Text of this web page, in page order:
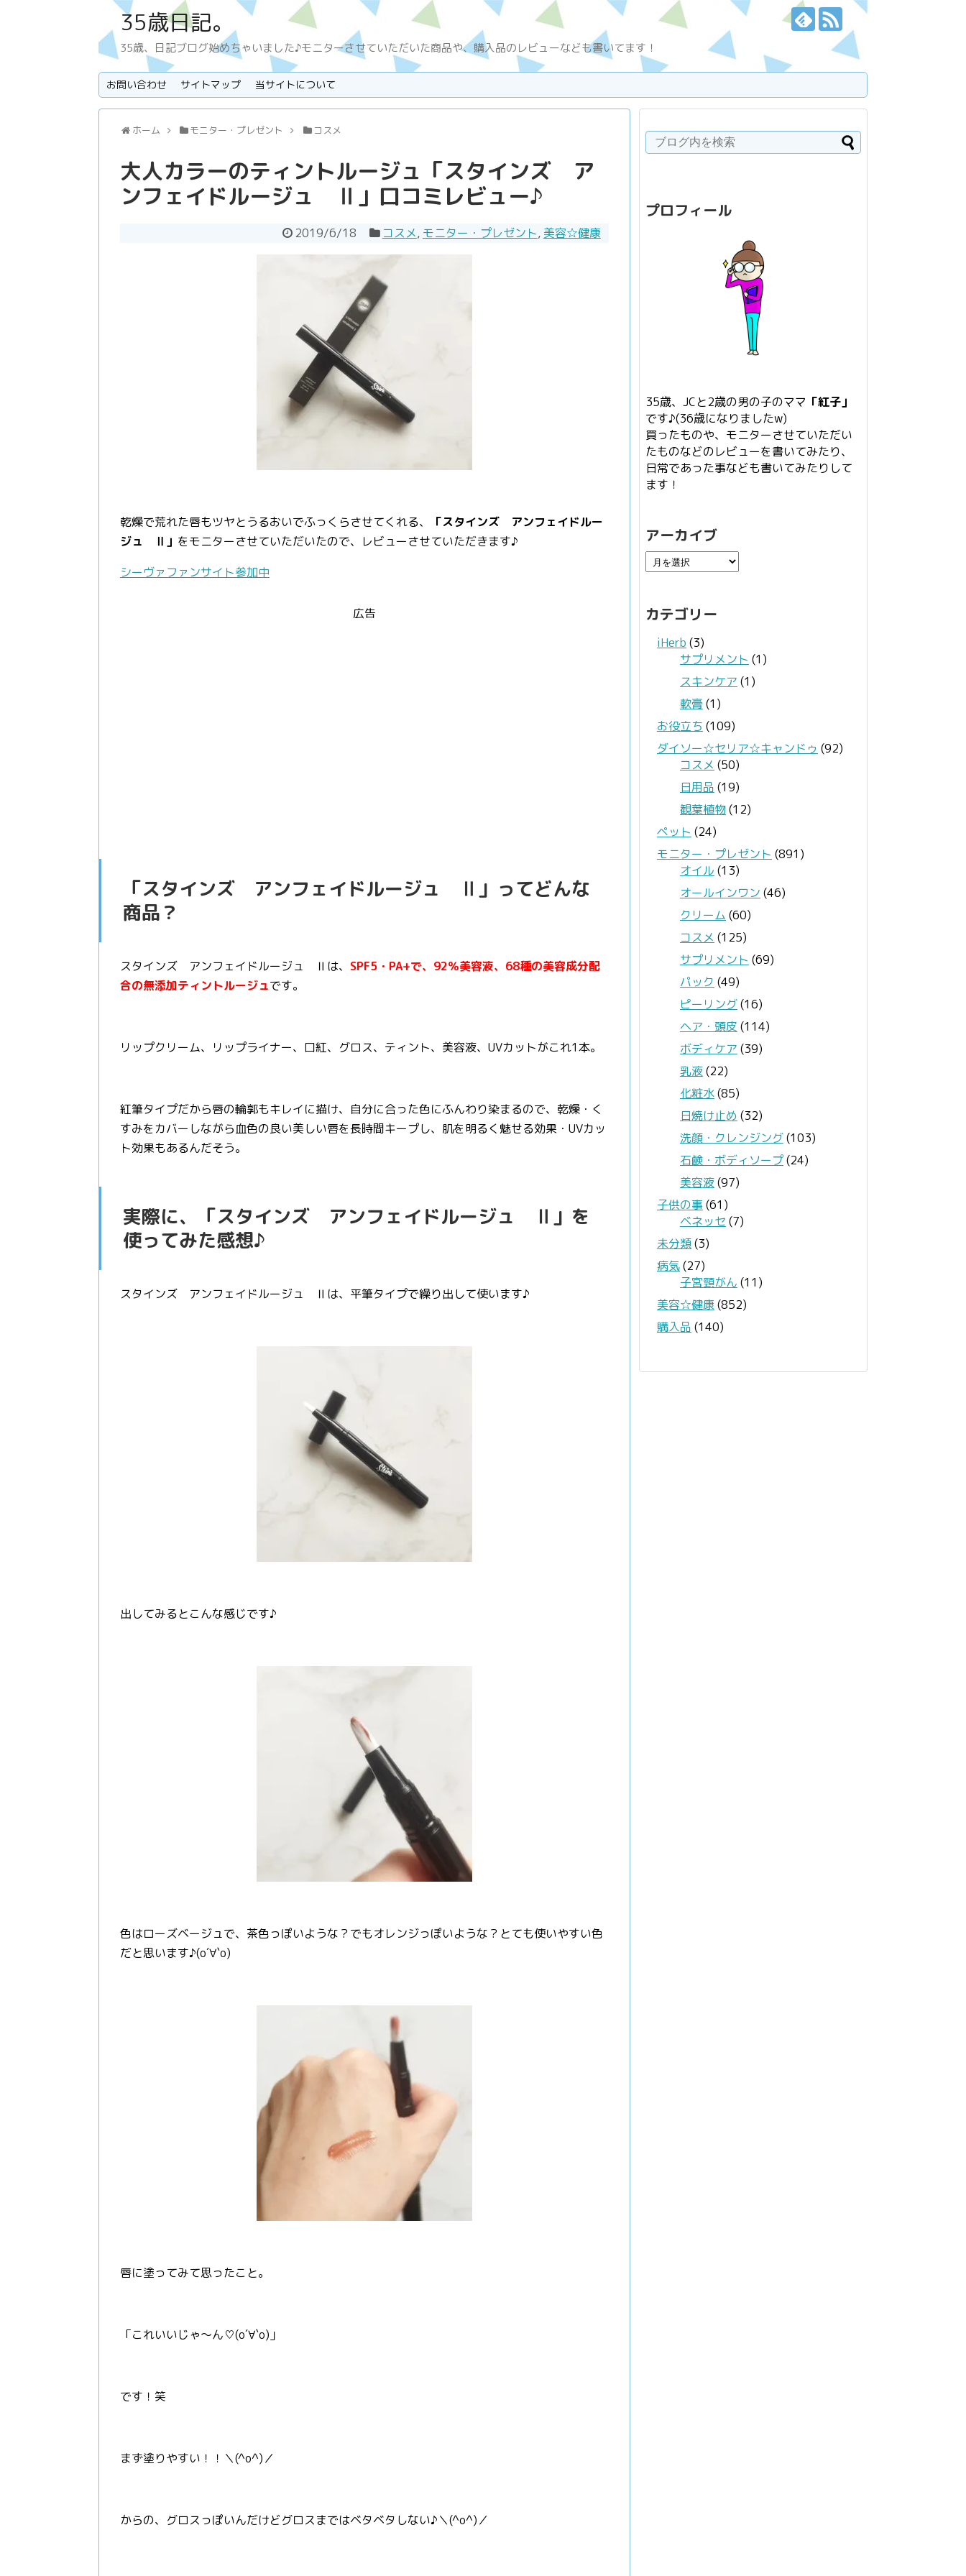
35歳日記。
35歳、日記ブログ始めちゃいました♪モニターさせていただいた商品や、購入品のレビューなども書いてます！
お問い合わせ サイトマップ 当サイトについて
ホーム モニター・プレゼント コスメ
大人カラーのティントルージュ「スタインズ ア
ンフェイドルージュ Ⅱ」口コミレビュー♪
2019/6/18 コスメ, モニター・プレゼント, 美容☆健康
乾燥で荒れた唇もツヤとうるおいでふっくらさせてくれる、
「スタインズ アンフェイドルー
ジュ Ⅱ」 をモニターさせていただいたので、レビューさせていただきます♪
シーヴァファンサイト参加中
広告
「スタインズ アンフェイドルージュ Ⅱ」ってどんな
商品？
スタインズ アンフェイドルージュ Ⅱは、 SPF5・PA+で、92％美容液、68種の美容成分配
合の無添加ティントルージュです。
リップクリーム、リップライナー、口紅、グロス、ティント、美容液、UVカットがこれ1本。
紅筆タイプだから唇の輪郭もキレイに描け、自分に合った色にふんわり染まるので、乾燥・く
すみをカバーしながら血色の良い美しい唇を長時間キープし、肌を明るく魅せる効果・UVカッ
ト効果もあるんだそう。
実際に、「スタインズ アンフェイドルージュ Ⅱ」を
使ってみた感想♪
スタインズ アンフェイドルージュ Ⅱは、平筆タイプで繰り出して使います♪
出してみるとこんな感じです♪
色はローズベージュで、茶色っぽいような？でもオレンジっぽいような？とても使いやすい色
だと思います♪(о´∀`о)
唇に塗ってみて思ったこと。
「これいいじゃ～ん♡(о´∀`о)」
です！笑
まず塗りやすい！！＼(^o^)／
からの、グロスっぽいんだけどグロスまではベタベタしない♪＼(^o^)／
プロフィール
35歳、JCと2歳の男の子のママ 「紅子」
です♪(36歳になりましたw)
買ったものや、モニターさせていただい
たものなどのレビューを書いてみたり、
日常であった事なども書いてみたりして
ます！
アーカイブ
カテゴリー
iHerb (3)
サプリメント (1)
スキンケア (1)
軟膏(1)
お役立ち (109)
ダイソー☆セリア☆キャンドゥ (92)
コスメ (50)
日用品 (19)
観葉植物(12)
ペット (24)
モニター・プレゼント (891)
オイル (13)
オールインワン (46)
クリーム (60)
コスメ (125)
サプリメント (69)
パック (49)
ピーリング(16)
ヘア・頭皮 (114)
ボディケア (39)
乳液(22)
化粧水(85)
日焼け止め (32)
洗顔・クレンジング(103)
石鹸・ボディソープ(24)
美容液(97)
子供の事 (61)
ベネッセ (7)
未分類(3)
病気(27)
子宮頸がん (11)
美容☆健康(852)
購入品 (140)